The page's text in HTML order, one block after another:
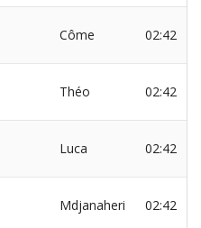
Côme 02:42
Théo 02:42
Luca 02:42
Mdjanaheri 02:42